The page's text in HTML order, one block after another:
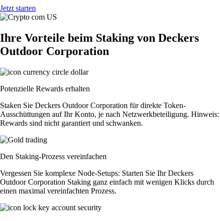
Jetzt starten
Ihre Vorteile beim Staking von Deckers
Outdoor Corporation
Potenzielle Rewards erhalten
Staken Sie Deckers Outdoor Corporation für direkte Token-
Ausschüttungen auf Ihr Konto, je nach Netzwerkbeteiligung. Hinweis:
Rewards sind nicht garantiert und schwanken.
Den Staking-Prozess vereinfachen
Vergessen Sie komplexe Node-Setups: Starten Sie Ihr Deckers
Outdoor Corporation Staking ganz einfach mit wenigen Klicks durch
einen maximal vereinfachten Prozess.